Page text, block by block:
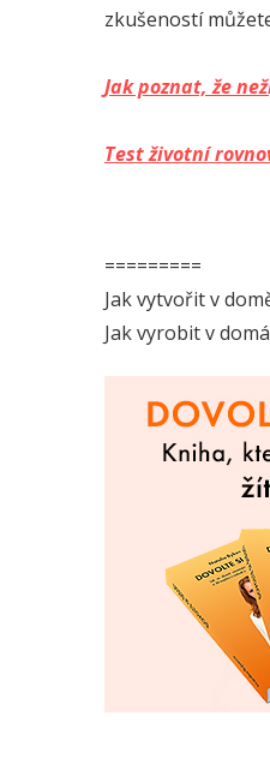
zkušeností
Jak poznat, že
Test životní
=========
Jak vytvořit v
Jak vyrobit v